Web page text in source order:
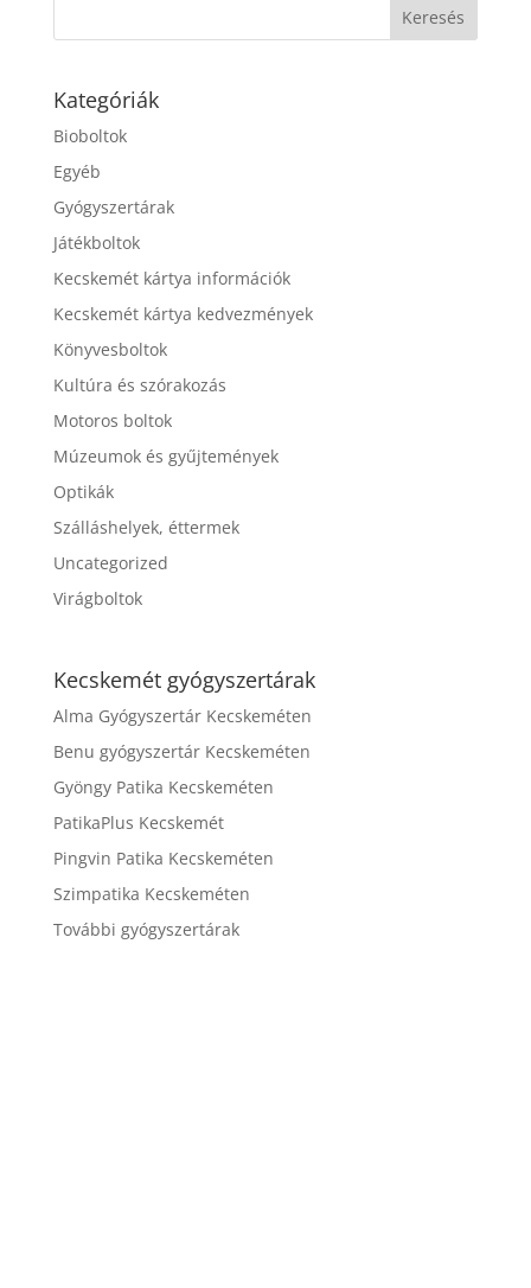
Kategóriák
Bioboltok
Egyéb
Gyógyszertárak
Játékboltok
Kecskemét kártya információk
Kecskemét kártya kedvezmények
Könyvesboltok
Kultúra és szórakozás
Motoros boltok
Múzeumok és gyűjtemények
Optikák
Szálláshelyek, éttermek
Uncategorized
Virágboltok
Kecskemét gyógyszertárak
Alma Gyógyszertár Kecskeméten
Benu gyógyszertár Kecskeméten
Gyöngy Patika Kecskeméten
PatikaPlus Kecskemét
Pingvin Patika Kecskeméten
Szimpatika Kecskeméten
További gyógyszertárak